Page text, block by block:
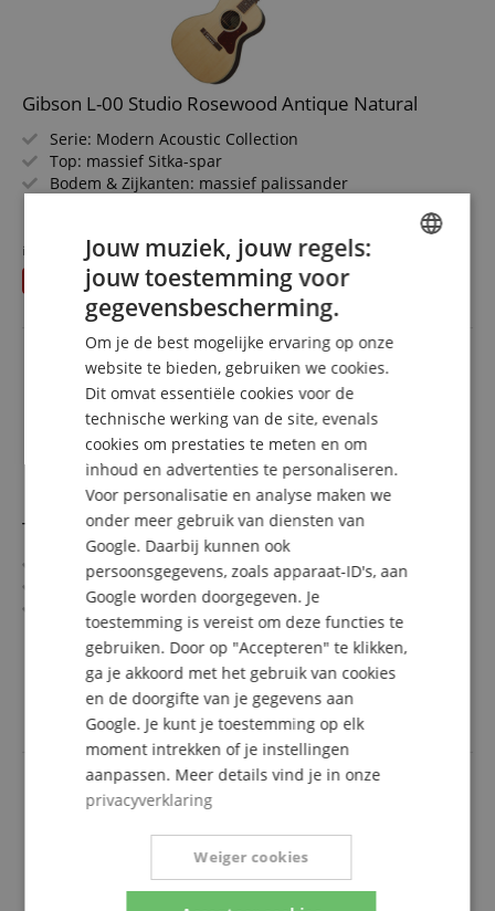
Gibson L-00 Studio Rosewood Antique Natural
Serie: Modern Acoustic Collection
Top: massief Sitka-spar
Bodem & Zijkanten: massief palissander
Kleur & Finish: Antique Natural
1.760,08 €
Gratis verzenden (NL)
BTW
in plaats van voorheen1.796€
U bespaart35,92 €
Taylor GS Mini Sapele/Spruce
Taylor GS Mini Serie
Top: massief sparrenhout
Bodem & Zijkanten: Sapele
Toets/Hals: Ebbenhout / Mahonie
Kleur & Afwerking: Naturel, mat
meer laten zien
485,00 €
BTW
SPANISH
Jouw muziek, jouw regels:
jouw toestemming voor
gegevensbescherming.
Om je de best mogelijke ervaring op onze
website te bieden, gebruiken we cookies.
Dit omvat essentiële cookies voor de
technische werking van de site, evenals
cookies om prestaties te meten en om
inhoud en advertenties te personaliseren.
Voor personalisatie en analyse maken we
onder meer gebruik van diensten van
Google. Daarbij kunnen ook
persoonsgegevens, zoals apparaat-ID's, aan
Google worden doorgegeven. Je
toestemming is vereist om deze functies te
gebruiken. Door op "Accepteren" te klikken,
ga je akkoord met het gebruik van cookies
en de doorgifte van je gegevens aan
Google. Je kunt je toestemming op elk
moment intrekken of je instellingen
aanpassen. Meer details vind je in onze
privacyverklaring
Weiger cookies